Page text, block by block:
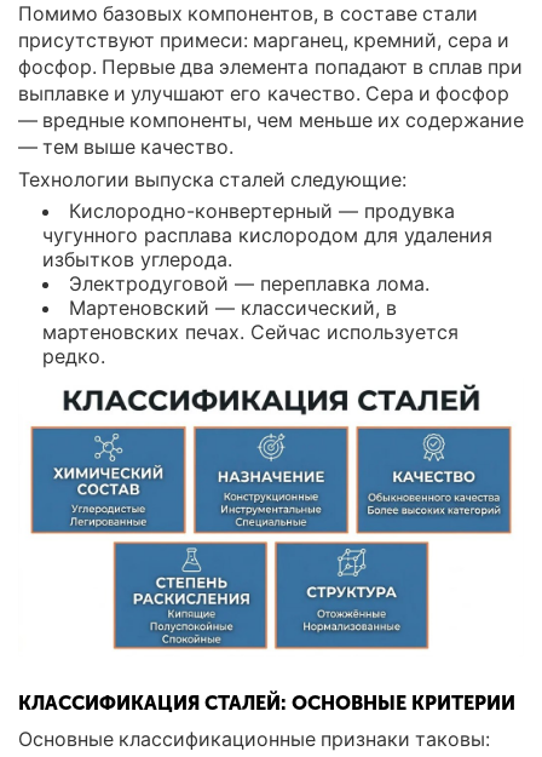
Помимо базовых компонентов, в составе стали
присутствуют примеси: марганец, кремний, сера и
фосфор. Первые два элемента попадают в сплав при
выплавке и улучшают его качество. Сера и фосфор
— вредные компоненты, чем меньше их содержание
— тем выше качество.
Технологии выпуска сталей следующие:
Кислородно-конвертерный — продувка
чугунного расплава кислородом для удаления
избытков углерода.
Электродуговой — переплавка лома.
Мартеновский — классический, в
мартеновских печах. Сейчас используется
редко.
КЛАССИФИКАЦИЯ СТАЛЕЙ: ОСНОВНЫЕ КРИТЕРИИ
Основные классификационные признаки таковы: